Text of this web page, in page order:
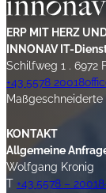
ERP MIT HERZ
INNONAV IT-
Schilfweg 1 . 6972
+43 5578 20018
KONTAKT
Allgemeine
Wolfgang Kronig
T +43 5578 –